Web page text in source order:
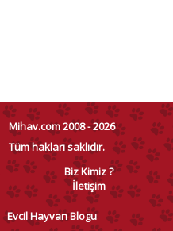
Mihav.com 2008 - 2026
Tüm hakları saklıdır.
Biz Kimiz ?
İletişim
Evcil Hayvan Blogu